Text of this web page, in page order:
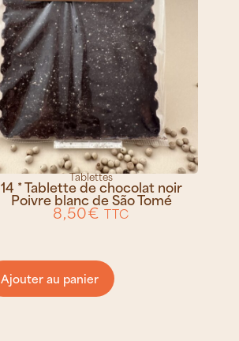
Tablettes
14 * Tablette de chocolat noir
Poivre blanc de São Tomé
8,50€ TTC
Ajouter au panier